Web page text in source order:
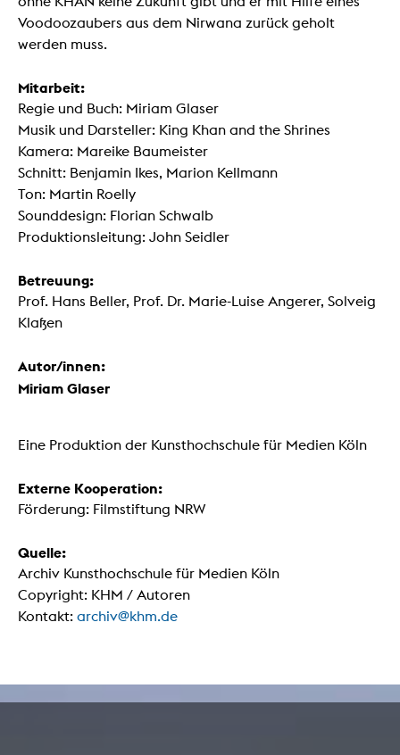
Voodoozaubers aus dem Nirwana zurück geholt
werden muss.
Mitarbeit:
Regie und Buch: Miriam Glaser
Musik und Darsteller: King Khan and the Shrines
Kamera: Mareike Baumeister
Schnitt: Benjamin Ikes, Marion Kellmann
Ton: Martin Roelly
Sounddesign: Florian Schwalb
Produktionsleitung: John Seidler
Betreuung:
Prof. Hans Beller, Prof. Dr. Marie-Luise Angerer, Solveig
Klaßen
Autor/innen:
Miriam Glaser
Eine Produktion der Kunsthochschule für Medien Köln
Externe Kooperation:
Förderung: Filmstiftung NRW
Quelle:
Archiv Kunsthochschule für Medien Köln
Copyright: KHM / Autoren
Kontakt: archiv@khm.de